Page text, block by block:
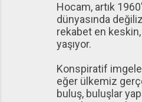
Hocam, artık
dünyasında
rekabet en keskin,
yaşıyor.
Konspiratif
eğer ülkemiz
buluş, buluşlar